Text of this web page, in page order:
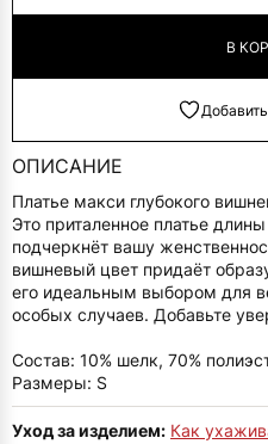
В
ОПИСАНИЕ
Платье макси глубокого
Это приталенное платье
подчеркнёт вашу
вишневый цвет придаёт
его идеальным выбором для
особых случаев. Добавьте
Состав: 10% шелк, 70%
Размеры: S
Уход за изделием: Как